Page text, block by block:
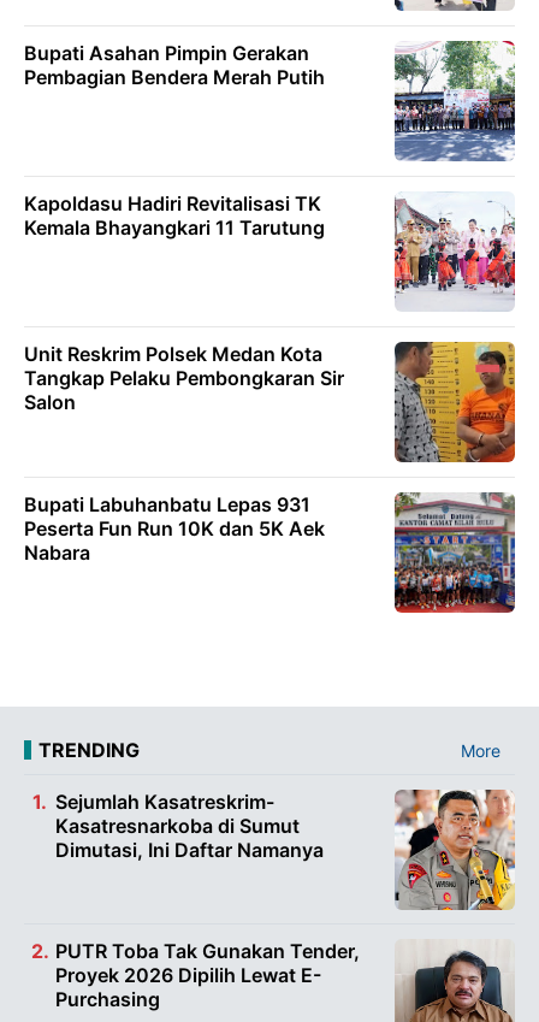
Bupati Asahan Pimpin Gerakan
Pembagian Bendera Merah Putih
Kapoldasu Hadiri Revitalisasi TK
Kemala Bhayangkari 11 Tarutung
Unit Reskrim Polsek Medan Kota
Tangkap Pelaku Pembongkaran Sir
Salon
Bupati Labuhanbatu Lepas 931
Peserta Fun Run 10K dan 5K Aek
Nabara
TRENDING More
Sejumlah Kasatreskrim-
Kasatresnarkoba di Sumut
Dimutasi, Ini Daftar Namanya
PUTR Toba Tak Gunakan Tender,
Proyek 2026 Dipilih Lewat E-
Purchasing